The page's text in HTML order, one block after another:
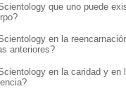
que uno puede
en la
anteriores?
en la caridad y en